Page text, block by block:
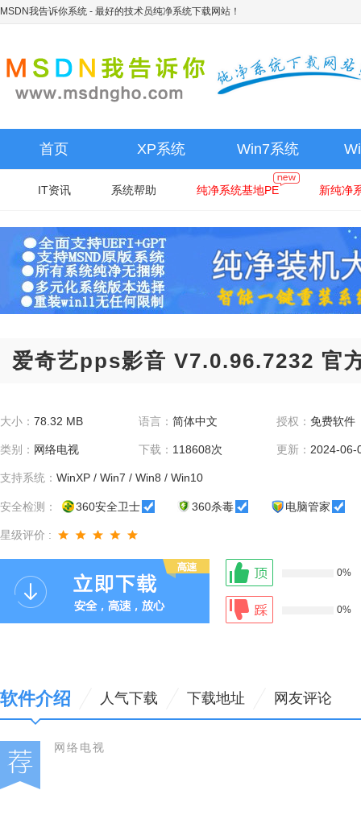
MSDN我告诉你系统 - 最好的技术员纯净系统下载网站！
首页 XP系统 Win7系统
IT资讯 系统帮助 纯净系统基地PE 新纯净
爱奇艺pps影音 V7.0.96.7232 官
大小： 78.32 MB 语言： 简体中文 授权：免费软件
类别： 网络电视 下载： 118608次 更新： 2024-06-
支持系统： WinXP / Win7 / Win8 / Win10
安全检测： 360安全卫士 360杀毒 电脑管家
星级评价 :
0%
0%
软件介绍 人气下载 下载地址 网友评论
网络电视